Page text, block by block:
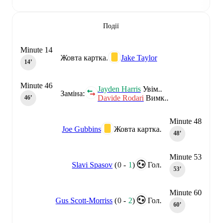
Події
Жовта картка. Jake Taylor
Minute 14
14‎’‎
Заміна:
Jayden Harris Увім..
Davide Rodari Вимк..
Minute 46
46‎’‎
Minute 48
48‎’‎
Жовта картка.
Joe Gubbins
Minute 53
53‎’‎
Гол.
Slavi Spasov (0- 1)
Minute 60
60‎’‎
Гол.
Gus Scott-Morriss (0- 2)